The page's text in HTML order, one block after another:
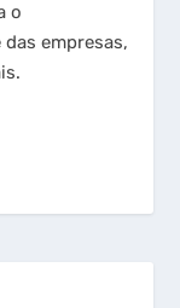
o
empresas,